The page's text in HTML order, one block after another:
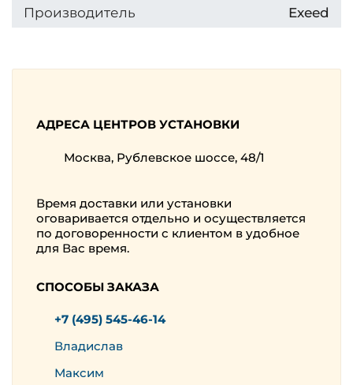
Производитель
Exeed
АДРЕСА ЦЕНТРОВ УСТАНОВКИ
Москва, Рублевское шоссе, 48/1
Время доставки или установки
оговаривается отдельно и осуществляется
по договоренности с клиентом в удобное
для Вас время.
СПОСОБЫ ЗАКАЗА
+7 (495) 545-46-14
Владислав
Максим